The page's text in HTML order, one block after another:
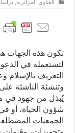
الفتاوى الجزائرية
تكون هذه الجهات
لتستعمله في
التعريف
وتنشئة الناشئة
يُبذل من جهود في
شؤون الحياة، أو
الجمعيات